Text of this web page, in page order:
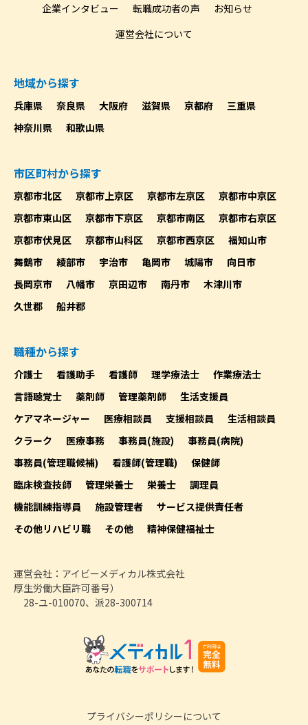
企業インタビュー
転職成功者の声
お知らせ
運営会社について
地域から探す
兵庫県 奈良県 大阪府 滋賀県 京都府
三重県
神奈川県
和歌山県
市区町村から探す
京都市北区 京都市上京区 京都市左京区
京都市中京区
京都市東山区
京都市下京区 京都市南区
京都市右京区
京都市伏見区
京都市山科区 京都市西京区
福知山市
舞鶴市
綾部市 宇治市 亀岡市 城陽市
向日市
長岡京市
八幡市 京田辺市 南丹市
木津川市
久世郡
船井郡
職種から探す
介護士 看護助手 看護師 理学療法士
作業療法士
言語聴覚士
薬剤師 管理薬剤師
生活支援員
ケアマネージャー
医療相談員 支援相談員
生活相談員
クラーク
医療事務 事務員(施設)
事務員(病院)
事務員(管理職候補)
看護師(管理職)
保健師
臨床検査技師
管理栄養士 栄養士
調理員
機能訓練指導員
施設管理者
サービス提供責任者
その他リハビリ職
その他 精神保健福祉士
運営会社：アイビーメディカル株式会社
厚生労働大臣許可番号）
28-ユ-010070、派28-300714
プライバシーポリシーについて